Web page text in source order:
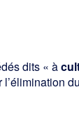
dits « à